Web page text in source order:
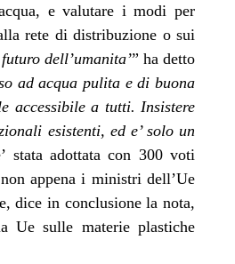
, e valutare i modi per
rete di distribuzione o sui
dell’umanita’” ha detto
adacqua pulita e di buona
accessibile a tutti. Insistere
esistenti, ed e’ solo un
stata adottata con 300 voti
appena i ministri dell’Ue
dice in conclusione la nota,
Ue sulle materie plastiche